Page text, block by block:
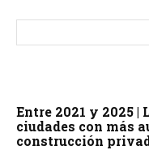
Entre 2021 y 2025
ciudades con más
construcción